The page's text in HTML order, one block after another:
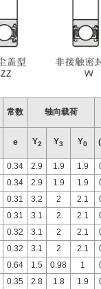
常数 轴向载荷
e Y2 Y3 Y0
0.34 2.9 1.9 1.9
0.34 2.9 1.9 1.9
0.31 3.2 2 2.1
0.31 3.1 2 2.1
0.32 3.1 2 2.1
0.32 3.1 2 2.1
0.64 1.5 0.98 1
0.35 2.8 1.8 1.9